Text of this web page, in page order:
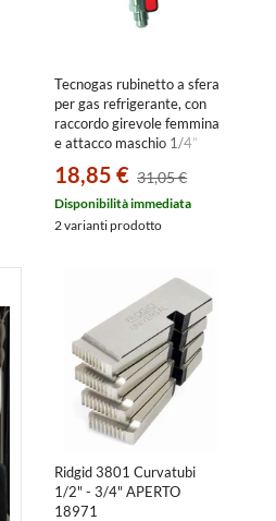
Tecnogas rubinetto a sfera
per gas refrigerante, con
raccordo girevole femmina
e attacco maschio 1/4”
M 11462
18,85 € 31,05 €
Disponibilità immediata
2 varianti prodotto
Ridgid 3801 Curvatubi
1/2" - 3/4" APERTO
18971